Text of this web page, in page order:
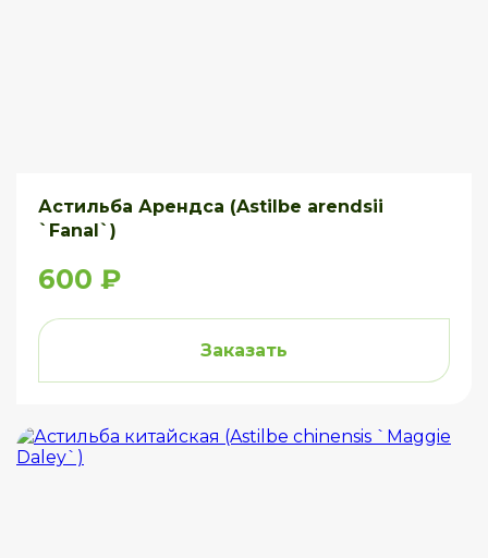
Астильба Арендса (Astilbe arendsii
`Fanal`)
600 ₽
Заказать